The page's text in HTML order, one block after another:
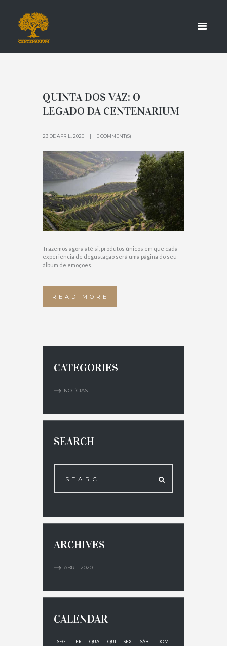
QUINTA DOS VAZ: O
LEGADO DA CENTENARIUM
23 DE APRIL, 2020 0 COMMENT(S)
Trazemos agora até si, produtos únicos em que cada
experiência de degustação será uma página do seu
álbum de emoções.
READ MORE
CATEGORIES
NOTÍCIAS
SEARCH
ARCHIVES
ABRIL 2020
CALENDAR
SEG TER QUA QUI SEX SÁB DOM